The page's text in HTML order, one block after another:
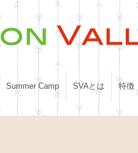
Summer Camp SVAとは 特徴